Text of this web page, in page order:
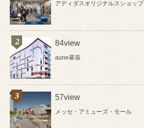
アディダスオリジナルスショップ
84view
aune幕張
57view
メッセ・アミューズ・モール